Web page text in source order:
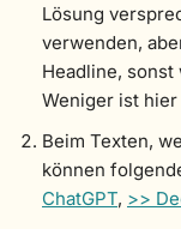
Lösung
verwenden,
Headline,
Weniger ist hier
Beim Texten,
können
ChatGPT, >>